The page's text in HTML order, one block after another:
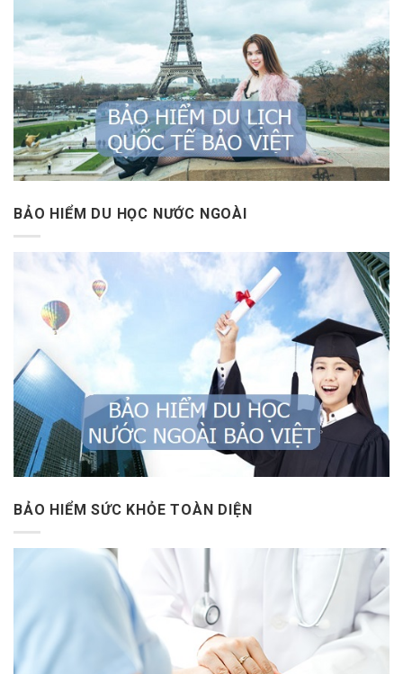
BẢO HIỂM DU HỌC NƯỚC NGOÀI
BẢO HIỂM SỨC KHỎE TOÀN DIỆN